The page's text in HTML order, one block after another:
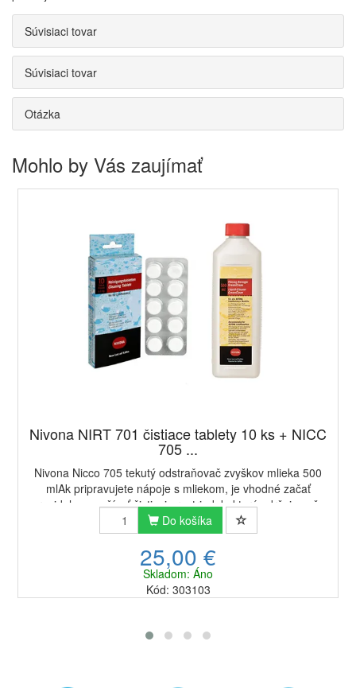
Súvisiaci tovar
Súvisiaci tovar
Otázka
Mohlo by Vás zaujímať
Nivona NIRT 701 čistiace tablety 10 ks + NICC
705 ...
Nivona Nicco 705 tekutý odstraňovač zvyškov mlieka 500
mlAk pripravujete nápoje s mliekom, je vhodné začať
pravidelne používať čistiaci prostriedok, ktorý udržuje vaše
zariadenie v dobrej kondícii a n...
Do košíka
25,00 €
Skladom: Áno
Kód: 303103